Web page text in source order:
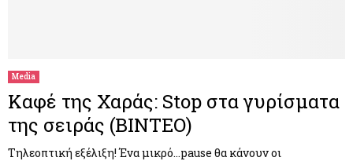
Media
Καφέ της Χαράς: Stop στα γυρίσματα
της σειράς (ΒΙΝΤΕΟ)
Τηλεοπτική εξέλιξη! Ένα μικρό…pause θα κάνουν οι